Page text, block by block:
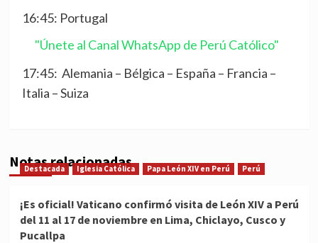
16:45: Portugal
"Únete al Canal WhatsApp de Perú Católico"
17:45: Alemania – Bélgica – España – Francia –
Italia – Suiza
Notas relacionadas
Destacada Iglesia Católica Papa León XIV en Perú Perú
¡Es oficial! Vaticano confirmó visita de León XIV a Perú
del 11 al 17 de noviembre en Lima, Chiclayo, Cusco y
Pucallpa